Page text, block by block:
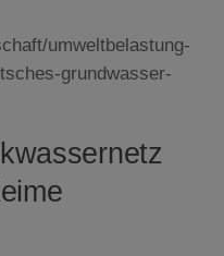
umweltbelastung-
grundwasser-